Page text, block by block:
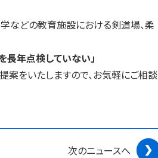
などの教育施設における剣道場、柔
長年点検していない」
案をいたしますので、お気軽にご相談
次のニュースへ